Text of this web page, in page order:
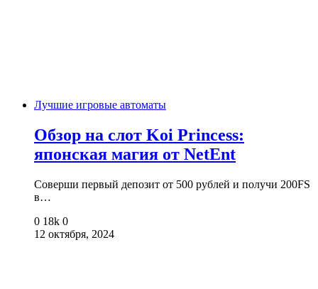
Лучшие игровые автоматы
Обзор на слот Koi Princess:
японская магия от NetEnt
Соверши первый депозит от 500 рублей и получи 200FS
в…
0 18k 0
12 октября, 2024